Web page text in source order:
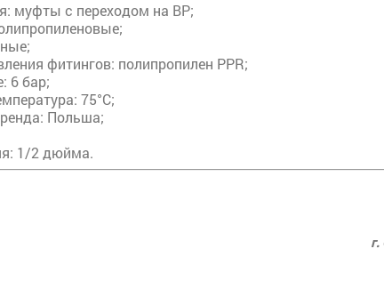
муфты с переходом на ВР;
фитингов: полипропилен PPR;
6 бар;
75°C;
Польша;
1/2 дюйма.